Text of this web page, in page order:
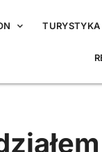
TURYSTYKA